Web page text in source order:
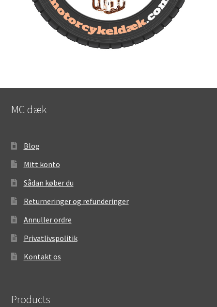
MC dæk
Blog
Mitt konto
Sådan køber du
Returneringer og refunderinger
Annuller ordre
Privatlivspolitik
Kontakt os
Products